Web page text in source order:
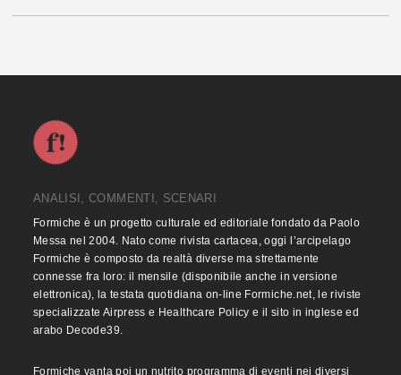
ANALISI, COMMENTI, SCENARI
Formiche è un progetto culturale ed editoriale fondato da Paolo
Messa nel 2004. Nato come rivista cartacea, oggi l’arcipelago
Formiche è composto da realtà diverse ma strettamente
connesse fra loro: il mensile (disponibile anche in versione
elettronica), la testata quotidiana on-line Formiche.net, le riviste
specializzate Airpress e Healthcare Policy e il sito in inglese ed
arabo Decode39.
Formiche vanta poi un nutrito programma di eventi nei diversi